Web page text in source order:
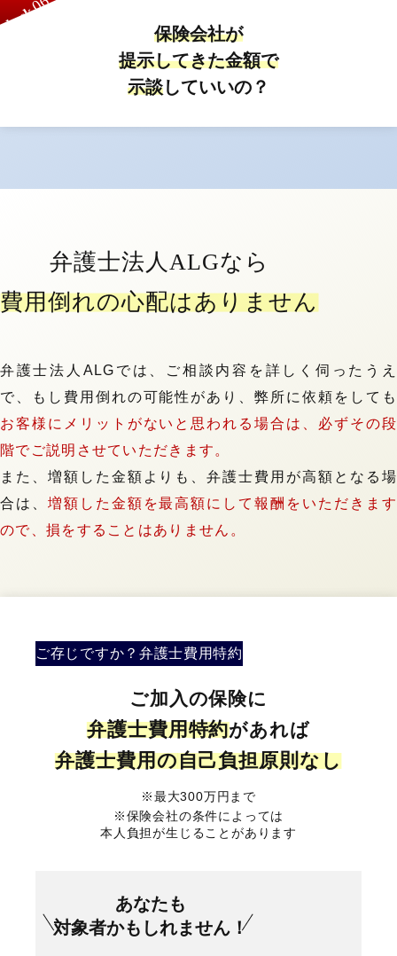
保険会社が
提示してきた金額で
示談していいの？
弁護士法人ALGなら
費用倒れの心配はありません
弁護士法人ALGでは、ご相談内容を詳しく伺ったうえ
で、もし費用倒れの可能性があり、弊所に依頼をしても
お客様にメリットがないと思われる場合は、必ずその段
階でご説明させていただきます。
また、増額した金額よりも、弁護士費用が高額となる場
合は、 増額した金額を最高額にして報酬をいただきます
ので、損をすることはありません。
ご存じですか？ 弁護士費用特約
ご加入の保険に
弁護士費用特約があれば
弁護士費用の自己負担原則なし
※最大300万円まで
※保険会社の条件によっては
本人負担が生じることがあります
あなたも
対象者かもしれません！